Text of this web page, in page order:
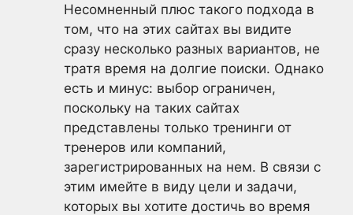
Несомненный плюс такого подхода в
том, что на этих сайтах вы видите
сразу несколько разных вариантов, не
тратя время на долгие поиски. Однако
есть и минус: выбор ограничен,
поскольку на таких сайтах
представлены только тренинги от
тренеров или компаний,
зарегистрированных на нем. В связи с
этим имейте в виду цели и задачи,
которых вы хотите достичь во время